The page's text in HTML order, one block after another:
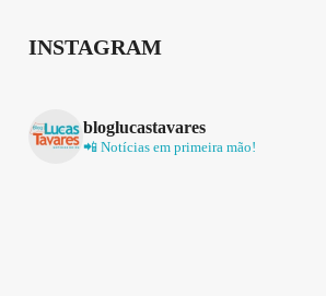
INSTAGRAM
bloglucastavares
📲 Notícias em primeira mão!